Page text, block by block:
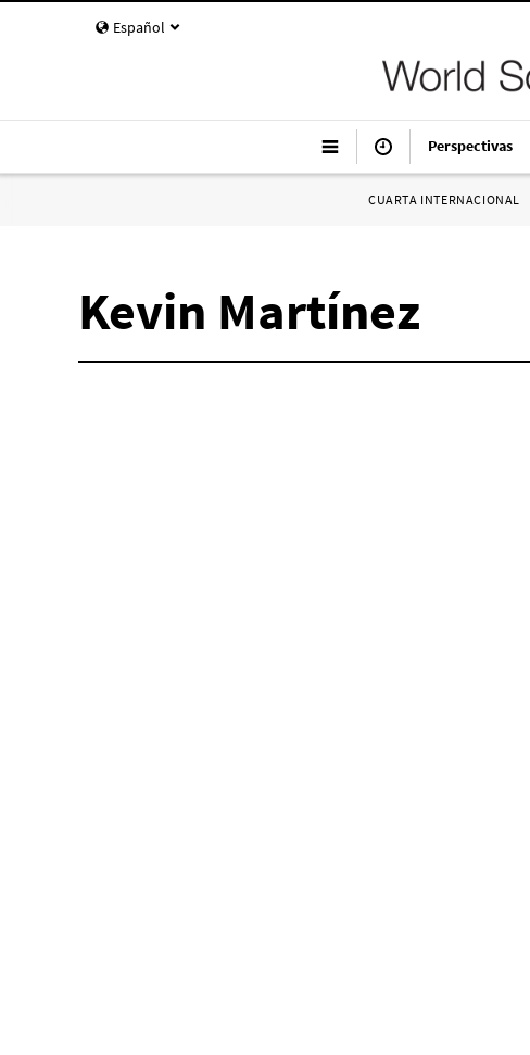
Español
Perspectivas
CUARTA INTERNACIONAL
Kevin Martínez